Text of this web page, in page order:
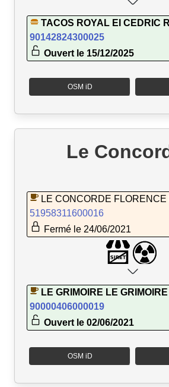
TACOS ROYAL EI CEDRIC
90142824300025
Ouvert le 15/12/2025
OSM iD
Le
LE CONCORDE FLORENCE
51958311600016
Fermé le 24/06/2021
LE GRIMOIRE LE GRIMOIRE
90000406000019
Ouvert le 02/06/2021
OSM iD